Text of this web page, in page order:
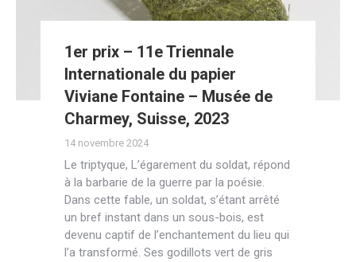
1er prix – 11e Triennale
Internationale du papier
Viviane Fontaine – Musée de
Charmey, Suisse, 2023
14 novembre 2024
Le triptyque, L’égarement du soldat, répond
à la barbarie de la guerre par la poésie.
Dans cette fable, un soldat, s’étant arrêté
un bref instant dans un sous-bois, est
devenu captif de l’enchantement du lieu qui
l’a transformé. Ses godillots vert de gris